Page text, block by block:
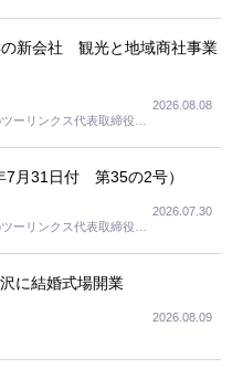
新会社 観光と地域商社事業
ーリンクス代表取締役社
2026.08.08
7月31日付 第35の2号）
ーリンクス代表取締役社
2026.07.30
に結婚式場開業
2026.08.09